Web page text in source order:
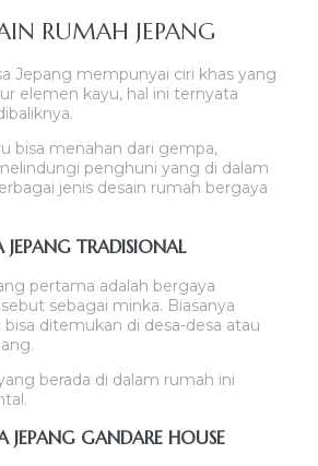
RUMAH JEPANG
Jepang mempunyai ciri khas yang
elemen kayu, hal ini ternyata
bisa menahan dari gempa,
penghuni yang di dalam
jenis desain rumah bergaya
TRADISIONAL
pertama adalah bergaya
sebagai minka. Biasanya
ditemukan di desa-desa atau
berada di dalam rumah ini
GANDARE HOUSE